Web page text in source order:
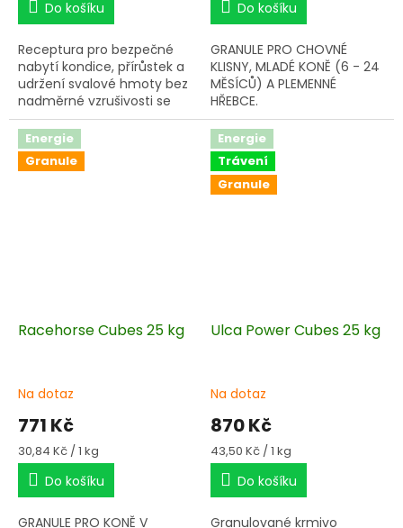
Do košíku
Receptura pro bezpečné
nabytí kondice, přírůstek a
udržení svalové hmoty bez
nadměrné vzrušivosti se
současnou podporou
trávícího systému.
Do košíku
GRANULE PRO CHOVNÉ
KLISNY, MLADÉ KONĚ (6 - 24
MĚSÍCŮ) A PLEMENNÉ
HŘEBCE.
Energie
Granule
Racehorse Cubes 25 kg
Na dotaz
771 Kč
Měrná
cena:
30,84 Kč / 1 kg
Do košíku
GRANULE PRO KONĚ V
Energie
Trávení
Granule
Ulca Power Cubes 25 kg
Na dotaz
870 Kč
Měrná
cena:
43,50 Kč / 1 kg
Do košíku
Granulované krmivo